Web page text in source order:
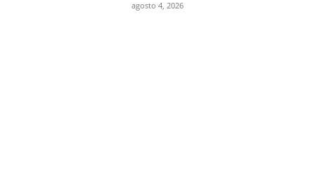
agosto 4, 2026